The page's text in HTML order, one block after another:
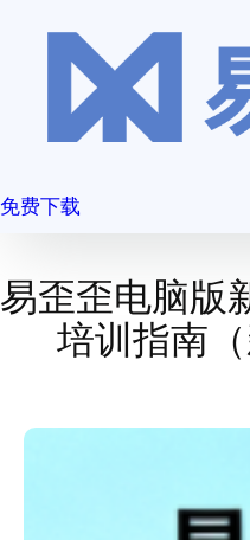
免费下载
易歪歪电脑版
培训指南（